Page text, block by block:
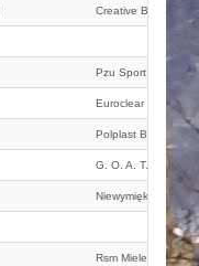
Creative Bochnia
Pzu Sport Team
Euroclear Running
Polplast Biega
G. O. A. T. Team
Niewymiękacze
Rsm Mielec